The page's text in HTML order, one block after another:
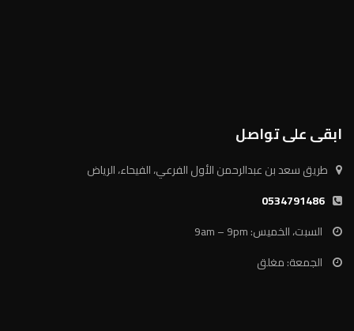
ابقى على تواصل
طريق سعد بن عبدالرحمن الأول الفرعي، الفيحاء، الرياض
0534791486
السبت، الخميس: 9am – 9pm
الجمعة: مغلق